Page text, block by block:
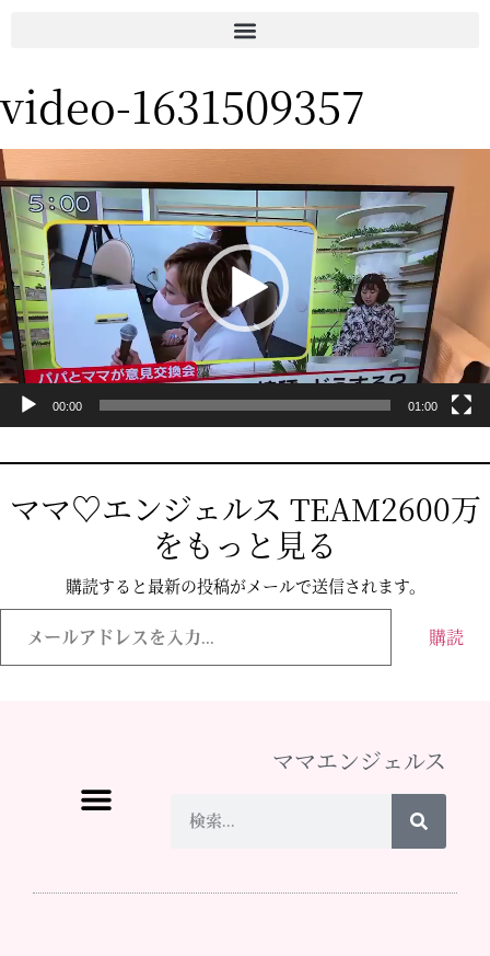
video-1631509357
動
画
プ
レ
ー
ヤ
ー
00:00 01:00
ママ♡エンジェルス TEAM2600万
をもっと見る
購読すると最新の投稿がメールで送信されます。
購読
ママエンジェルス